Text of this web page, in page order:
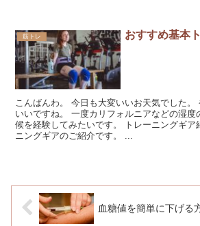
筋トレ おすすめ基本
こんばんわ。 今日も大変いいお天気でした。
いいですね。 一度カリフォルニアなどの湿度
候を経験してみたいです。 トレーニングギア
ニングギアのご紹介です。 ...
血糖値を簡単に下げる